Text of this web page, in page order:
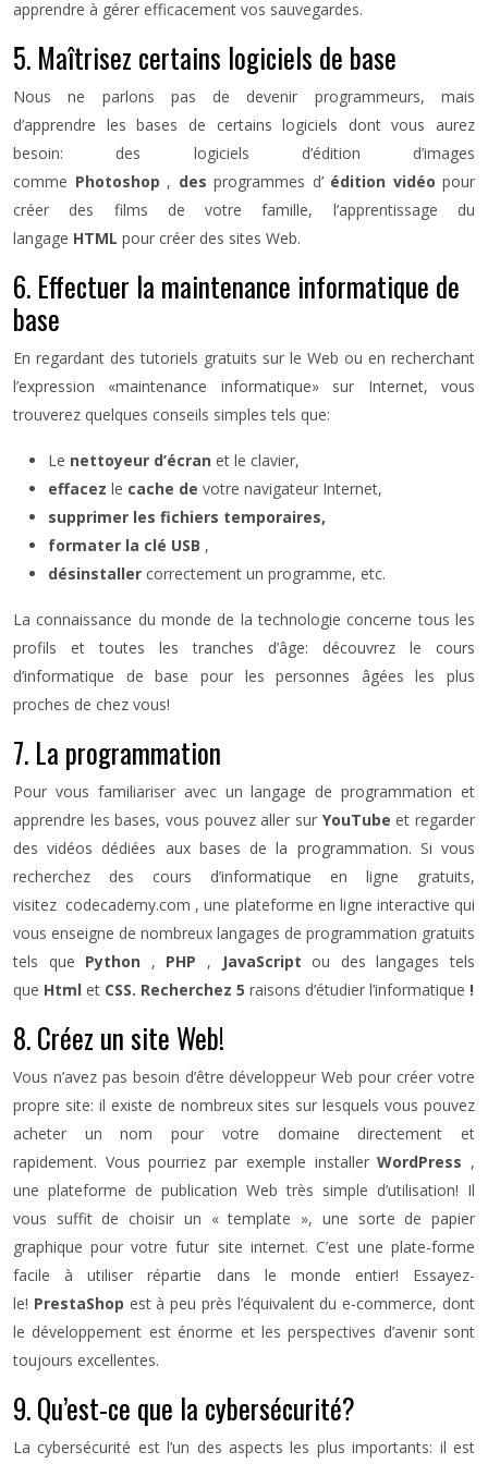
apprendre à gérer efficacement vos sauvegardes.
5. Maîtrisez certains logiciels de base
Nous ne parlons pas de devenir programmeurs, mais
d’apprendre les bases de certains logiciels dont vous aurez
besoin: des logiciels d’édition d’images
comme Photoshop , des programmes d’ édition vidéo pour
créer des films de votre famille, l’apprentissage du
langage HTML pour créer des sites Web.
6. Effectuer la maintenance informatique de
base
En regardant des tutoriels gratuits sur le Web ou en recherchant
l’expression «maintenance informatique» sur Internet, vous
trouverez quelques conseils simples tels que:
Le nettoyeur d’écran et le clavier,
effacez le cache de votre navigateur Internet,
supprimer les fichiers temporaires,
formater la clé USB ,
désinstaller correctement un programme, etc.
La connaissance du monde de la technologie concerne tous les
profils et toutes les tranches d’âge: découvrez le cours
d’informatique de base pour les personnes âgées les plus
proches de chez vous!
7. La programmation
Pour vous familiariser avec un langage de programmation et
apprendre les bases, vous pouvez aller sur YouTube et regarder
des vidéos dédiées aux bases de la programmation. Si vous
recherchez des cours d’informatique en ligne gratuits,
visitez codecademy.com , une plateforme en ligne interactive qui
vous enseigne de nombreux langages de programmation gratuits
tels que Python , PHP , JavaScript ou des langages tels
que Html et CSS. Recherchez 5 raisons d’étudier l’informatique !
8. Créez un site Web!
Vous n’avez pas besoin d’être développeur Web pour créer votre
propre site: il existe de nombreux sites sur lesquels vous pouvez
acheter un nom pour votre domaine directement et
rapidement. Vous pourriez par exemple installerWordPress ,
une plateforme de publication Web très simple d’utilisation! Il
vous suffit de choisir un « template », une sorte de papier
graphique pour votre futur site internet. C’est une plate-forme
facile à utiliser répartie dans le monde entier! Essayez-
le! PrestaShop est à peu près l’équivalent du e-commerce, dont
le développement est énorme et les perspectives d’avenir sont
toujours excellentes.
9. Qu’est-ce que la cybersécurité?
La cybersécurité est l’un des aspects les plus importants: il est